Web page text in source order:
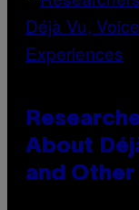
About
and Other